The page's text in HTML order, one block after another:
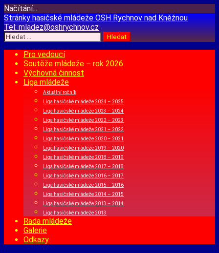
Načítání...
Přejít
k
obsahu
webu
Stránky hasičské mládežeOSH Rychnov nad Kněžnou
Tel:mladez@oshrychnov.cz
Vyhledávání
Pro vedoucí
Soutěže mládeže – rok 2026
Výchovná činnost
Liga mládeže
Aktuální ročník
Liga hasičské mládeže 2024 – 2025
Liga hasičské mládeže 2023 – 2024
Liga hasičské mládeže 2022 – 2023
Liga hasičské mládeže 2021 – 2022
Liga hasičské mládeže 2020 – 2021
Liga hasičské mládeže 2019 – 2020
Liga hasičské mládeže 2018 – 2019
Liga hasičské mládeže 2017 – 2018
Liga hasičské mládeže 2016 – 2017
Liga hasičské mládeže 2015 – 2016
Liga hasičské mládeže 2014 – 2015
Liga hasičské mládeže 2013 – 2014
Liga hasičské mládeže 2013
Rada mládeže
Galerie
Odkazy